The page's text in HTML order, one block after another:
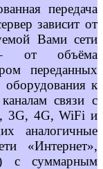
передача
зависит от
Вами сети
от объёма
переданных
к
связи с
3G, 4G, WiFi и
аналогичные
«Интернет»,
с суммарным